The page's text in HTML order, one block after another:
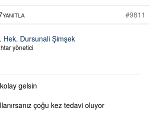
#9811
YANITLA
Hek. Dursunali Şimşek
yönetici
gelsin
çoğu kez tedavi oluyor